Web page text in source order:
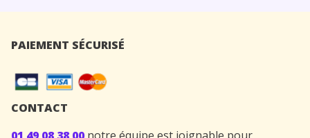
PAIEMENT SÉCURISÉ
CONTACT